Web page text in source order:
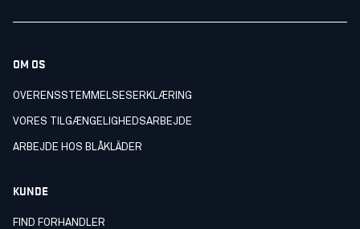
OM OS
OVERENSSTEMMELSESERKLÆRING
VORES TILGÆNGELIGHEDSARBEJDE
ARBEJDE HOS BLÅKLÄDER
KUNDE
FIND FORHANDLER